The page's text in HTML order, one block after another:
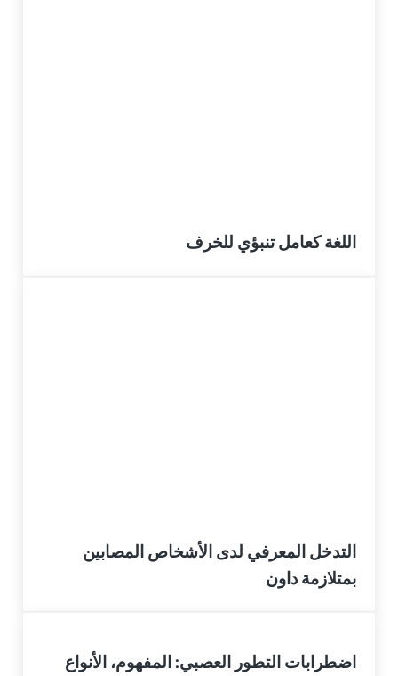
اللغة كعامل تنبؤي للخرف
التدخل المعرفي لدى الأشخاص المصابين
بمتلازمة داون
اضطرابات التطور العصبي: المفهوم، الأنواع